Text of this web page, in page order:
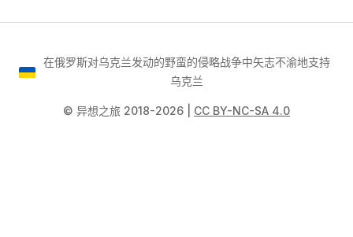
在俄罗斯对乌克兰发动的野蛮的侵略战争中矢志不渝地支持
乌克兰
©️ 异想之旅 2018-2026 | CC BY-NC-SA 4.0